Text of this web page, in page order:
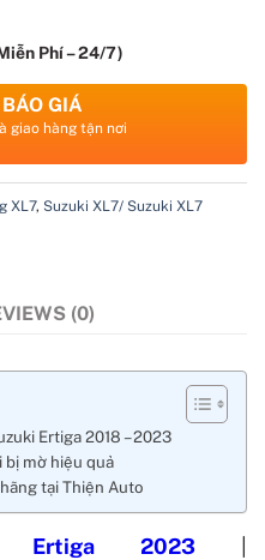
Phí – 24/7)
GIÁ
giao hàng tận nơi
XL7, Suzuki XL7/ Suzuki XL7
(0)
Ertiga 2018 – 2023
bị mờ hiệu quả
tại Thiện Auto
2023|